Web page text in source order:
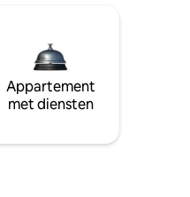
Appartement
met diensten